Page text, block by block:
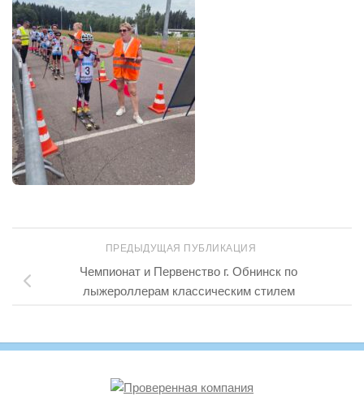
ПРЕДЫДУЩАЯ ПУБЛИКАЦИЯ
Чемпионат и Первенство г. Обнинск по
лыжероллерам классическим стилем